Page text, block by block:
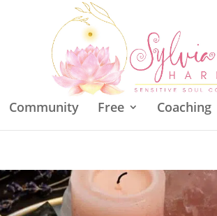
Community Free Coaching